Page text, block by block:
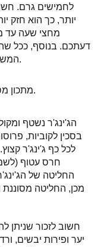
לחמישים גרם.
יותר, כך הוא חזק
מחצי שעה עד
דעתכם. בנוסף, ככל
המשקה חזק יותר, שמתחיל לרכוש מרירות.
מתכון מס' 3. דרך מהירה וקלה להכין ג'ינג'ר.
הג'ינג'ר נשטף
בסכין לקוביות,
לכל כף ג'ינג'ר
חרס עטוף
החליטה של
מכן, החליטה
חשוב לזכור שניתן
יער ופירות יבשים,